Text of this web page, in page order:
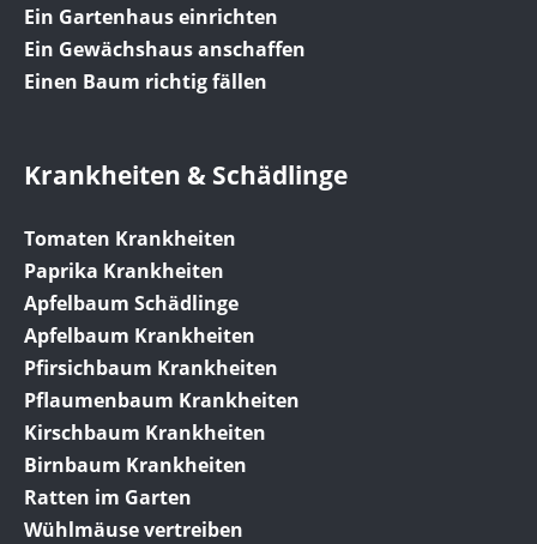
Ein Gartenhaus einrichten
Ein Gewächshaus anschaffen
Einen Baum richtig fällen
Krankheiten & Schädlinge
Tomaten Krankheiten
Paprika Krankheiten
Apfelbaum Schädlinge
Apfelbaum Krankheiten
Pfirsichbaum Krankheiten
Pflaumenbaum Krankheiten
Kirschbaum Krankheiten
Birnbaum Krankheiten
Ratten im Garten
Wühlmäuse vertreiben